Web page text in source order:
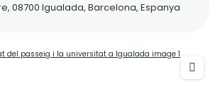
08700 Igualada, Barcelona, Espanya